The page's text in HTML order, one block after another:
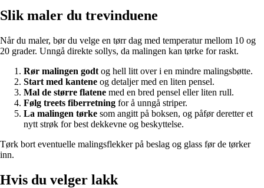
Slik maler du trevinduene
Når du maler, bør du velge en tørr dag med temperatur mellom 10 og
20 grader. Unngå direkte sollys, da malingen kan tørke for raskt.
Rør malingen godt og hell litt over i en mindre malingsbøtte.
Start med kantene og detaljer med en liten pensel.
Mal de større flatene med en bred pensel eller liten rull.
Følg treets fiberretning for å unngå striper.
La malingen tørke som angitt på boksen, og påfør deretter et
nytt strøk for best dekkevne og beskyttelse.
Tørk bort eventuelle malingsflekker på beslag og glass før de tørker
inn.
Hvis du velger lakk